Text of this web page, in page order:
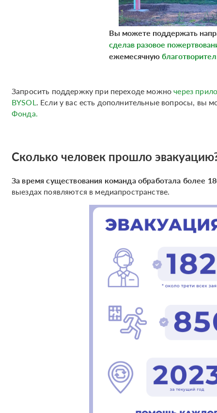
Вы можете поддержать
сделав разовое
ежемесячную
Запросить поддержку при переходе можночерез
BYSOL. Если у вас есть дополнительные вопросы, вы
Фонда.
Сколько человек прошло
За время существования команда обработала более
выездах появляются в медиапространстве.